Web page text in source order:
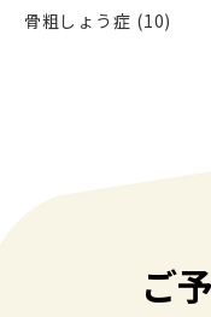
骨粗しょう症 (10)
ご